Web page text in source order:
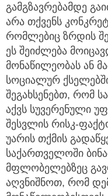
გამგზავრებამდე
არა თქვენს
რომლებიც ზრდის
ეს შეიძლება
მონაწილეობას ან
სოციალურ
შეგახსენებთ, რომ
აქვს სუვერენული
შესვლის რისკ-
უარის თქმის
საქართველოში
მფლობელებზეც
აღვნიშნოთ, რომ